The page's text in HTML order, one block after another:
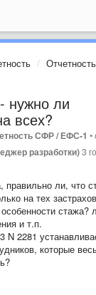
ли
всех?
СФР / ЕФС-1 •
разработки)3
правильно ли, что
на тех
стажа?
и т.п.
2281
которые